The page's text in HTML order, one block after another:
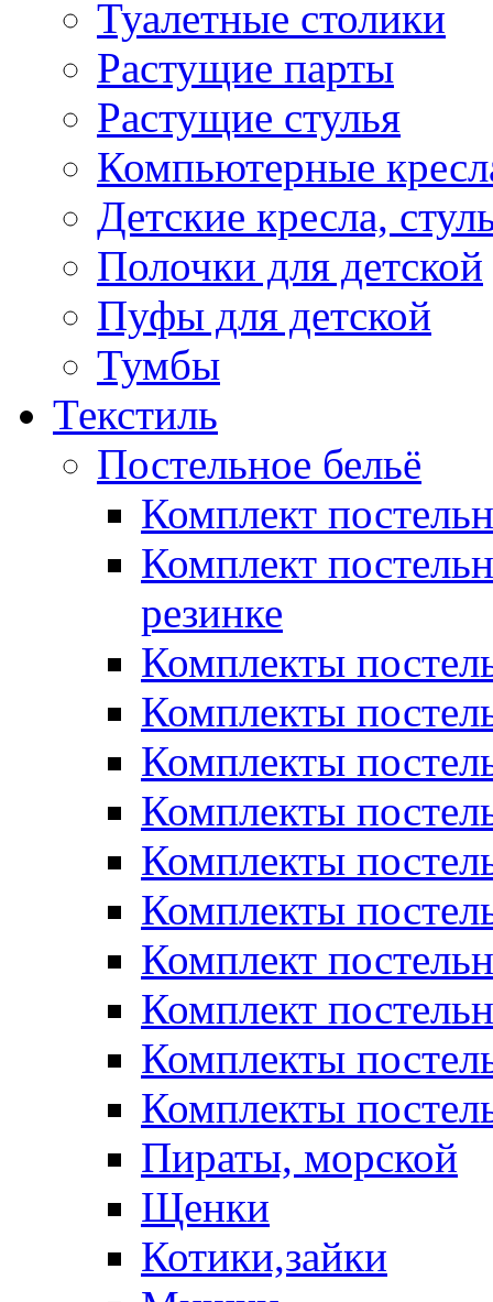
Туалетные столики
Растущие парты
Растущие стулья
Компьютерные
Детские кресла,
Полочки для детской
Пуфы для детской
Тумбы
Текстиль
Постельное бельё
Комплект
Комплект
резинке
Комплекты
Комплекты
Комплекты
Комплекты
Комплекты
Комплекты
Комплект
Комплект
Комплекты
Комплекты
Пираты, морской
Щенки
Котики,зайки